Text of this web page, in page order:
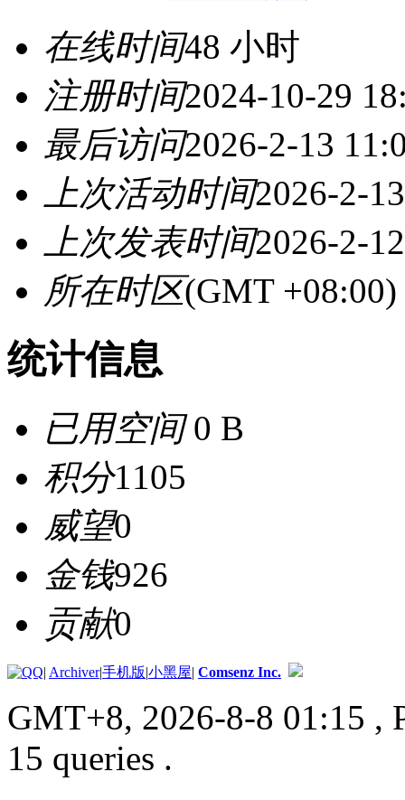
在线时间48 小时
注册时间2024-10-29
最后访问2026-2-13
上次活动时间2026-2-
上次发表时间2026-2-
所在时区(GMT
统计信息
已用空间0 B
积分1105
威望0
金钱926
贡献0
| Archiver|手机版|小黑屋| Comsenz Inc.
GMT+8, 2026-8-8 01:15 ,
15 queries .